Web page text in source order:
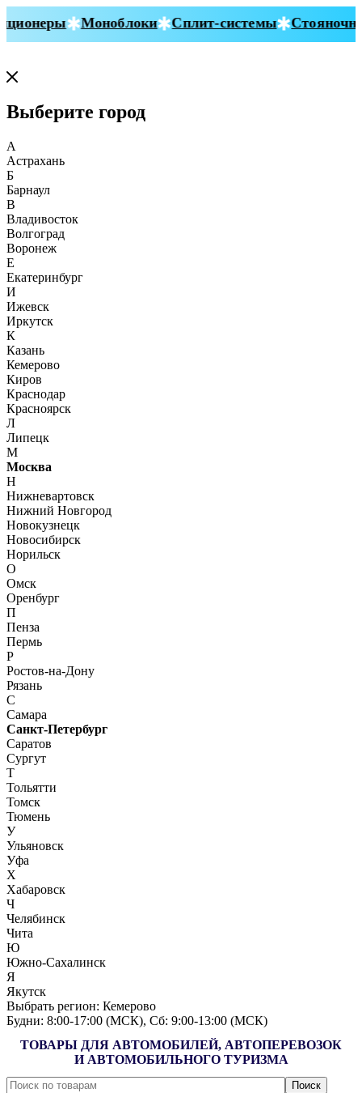
Моноблоки Сплит-системы
Выберите город
А
Астрахань
Б
Барнаул
В
Владивосток
Волгоград
Воронеж
Е
Екатеринбург
И
Ижевск
Иркутск
К
Казань
Кемерово
Киров
Краснодар
Красноярск
Л
Липецк
М
Москва
Н
Нижневартовск
Нижний Новгород
Новокузнецк
Новосибирск
Норильск
О
Омск
Оренбург
П
Пенза
Пермь
Р
Ростов-на-Дону
Рязань
С
Самара
Санкт-Петербург
Саратов
Сургут
Т
Тольятти
Томск
Тюмень
У
Ульяновск
Уфа
Х
Хабаровск
Ч
Челябинск
Чита
Ю
Южно-Сахалинск
Я
Якутск
Выбрать регион: Кемерово
Будни: 8:00‑17:00 (МСК), Сб: 9:00‑13:00 (МСК)
ТОВАРЫ ДЛЯ АВТОМОБИЛЕЙ, АВТОПЕРЕВОЗОК
И АВТОМОБИЛЬНОГО ТУРИЗМА